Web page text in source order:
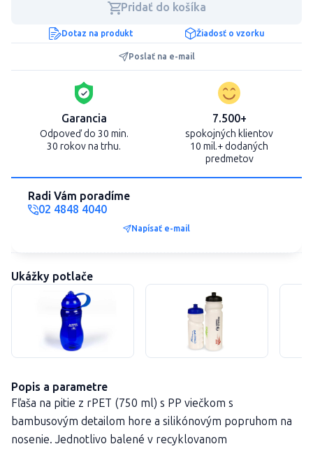
Pridať do košíka
Dotaz na produkt Žiadosť o vzorku
Poslať na e-mail
Garancia
Odpoveď do 30 min.
30 rokov na trhu.
7.500+
spokojných klientov
10 mil.+ dodaných
predmetov
Radi Vám poradíme
02 4848 4040
Napísať e-mail
Ukážky potlače
Popis a parametre
Fľaša na pitie z rPET (750 ml) s PP viečkom s
bambusovým detailom hore a silikónovým popruhom na
nosenie. Jednotlivo balené v recyklovanom